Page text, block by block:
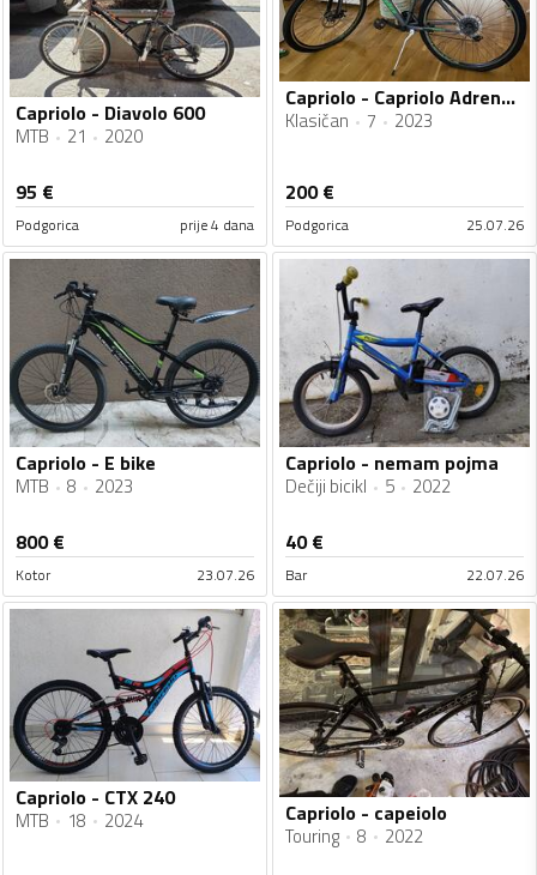
Capriolo - Diavolo 600
MTB 21 2020
95 €
Podgorica prije 4 dana
Capriolo - Capriolo Adrenalin 29x2.1
Klasičan 7 2023
200€
Podgorica 25.07.26
Capriolo - E bike
MTB 8 2023
800€
Kotor 23.07.26
Capriolo - nemam pojma
Dečiji bicikl 5 2022
40€
Bar 22.07.26
Capriolo - CTX 240
MTB 18 2024 Capriolo - capeiolo
Touring 8 2022